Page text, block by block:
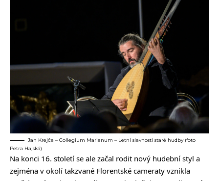
Jan Krejča – Collegium Marianum – Letní slavnosti staré hudby (foto
Petra Hajská)
Na konci 16. století se ale začal rodit nový hudební styl a
zejména v okolí takzvané Florentské cameraty vznikla